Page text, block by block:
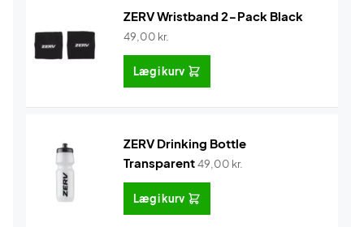
ZERV Wristband 2-Pack Black
49,00 kr.
Læg i kurv
ZERV Drinking Bottle
Transparent49,00 kr.
Læg i kurv